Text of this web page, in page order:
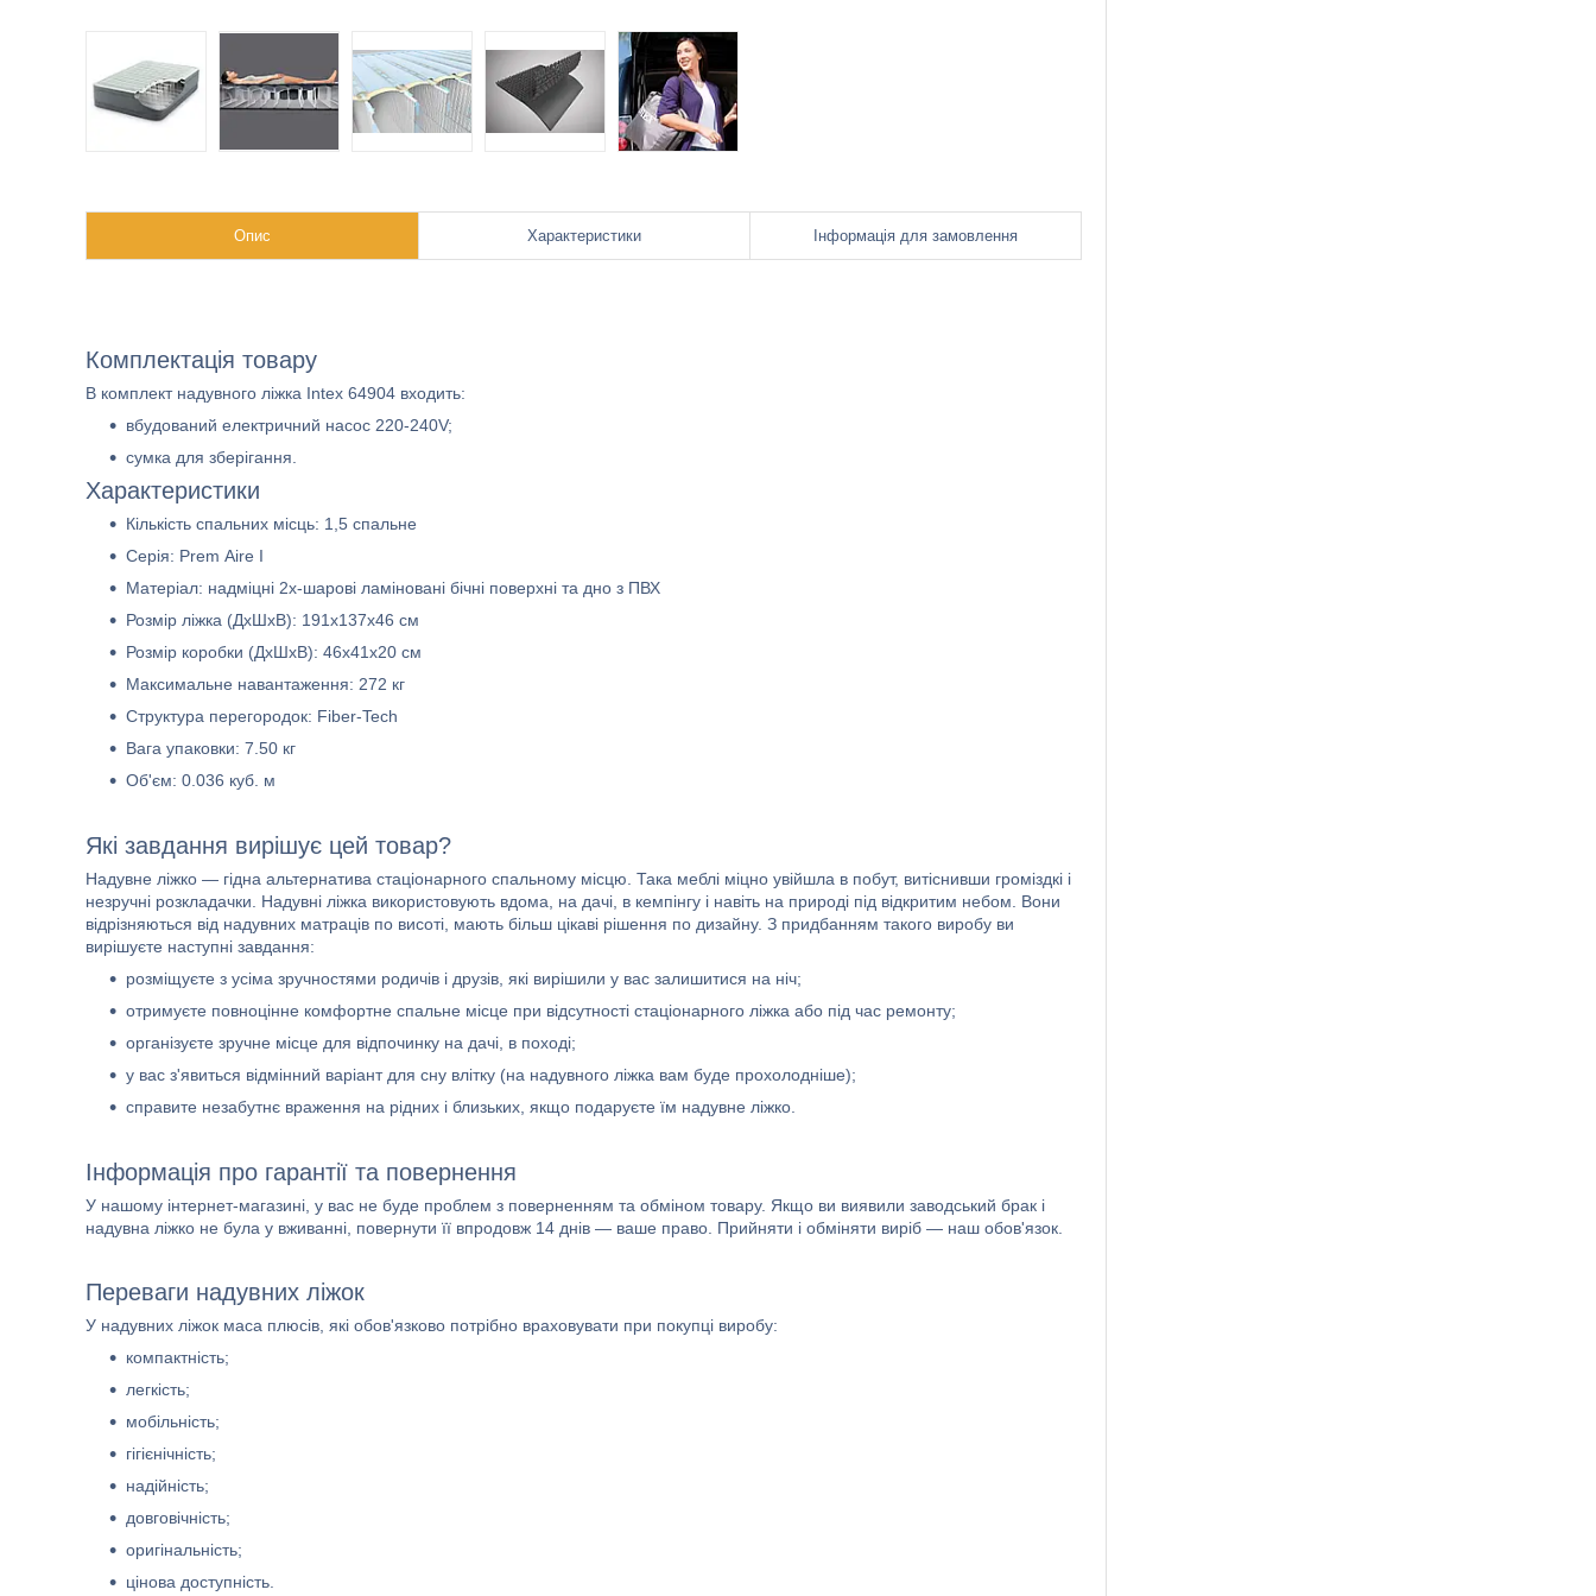
Опис Характеристики Інформація для замовлення
Комплектація товару
В комплект надувного ліжка Intex 64904 входить:
вбудований електричний насос 220-240V;
сумка для зберігання.
Характеристики
Кількість спальних місць: 1,5 спальне
Серія: Prem Aire I
Матеріал: надміцні 2х-шарові ламіновані бічні поверхні та дно з ПВХ
Розмір ліжка (ДхШхВ): 191х137х46 см
Розмір коробки (ДхШхВ): 46х41х20 см
Максимальне навантаження: 272 кг
Структура перегородок: Fiber-Tech
Вага упаковки: 7.50 кг
Об'єм: 0.036 куб. м
Які завдання вирішує цей товар?
Надувне ліжко — гідна альтернатива стаціонарного спальному місцю. Така меблі міцно увійшла в побут, витіснивши громіздкі і
незручні розкладачки. Надувні ліжка використовують вдома, на дачі, в кемпінгу і навіть на природі під відкритим небом. Вони
відрізняються від надувних матраців по висоті, мають більш цікаві рішення по дизайну. З придбанням такого виробу ви
вирішуєте наступні завдання:
розміщуєте з усіма зручностями родичів і друзів, які вирішили у вас залишитися на ніч;
отримуєте повноцінне комфортне спальне місце при відсутності стаціонарного ліжка або під час ремонту;
організуєте зручне місце для відпочинку на дачі, в поході;
у вас з'явиться відмінний варіант для сну влітку (на надувного ліжка вам буде прохолодніше);
справите незабутнє враження на рідних і близьких, якщо подаруєте їм надувне ліжко.
Інформація про гарантії та повернення
У нашому інтернет-магазині, у вас не буде проблем з поверненням та обміном товару. Якщо ви виявили заводський брак і
надувна ліжко не була у вживанні, повернути її впродовж 14 днів — ваше право. Прийняти і обміняти виріб — наш обов'язок.
Переваги надувних ліжок
У надувних ліжок маса плюсів, які обов'язково потрібно враховувати при покупці виробу:
компактність;
легкість;
мобільність;
гігієнічність;
надійність;
довговічність;
оригінальність;
цінова доступність.